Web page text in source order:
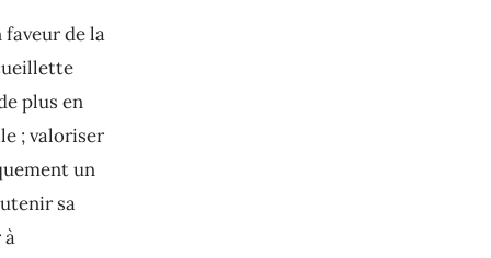
de la
plus en
; valoriser
un
sa
à